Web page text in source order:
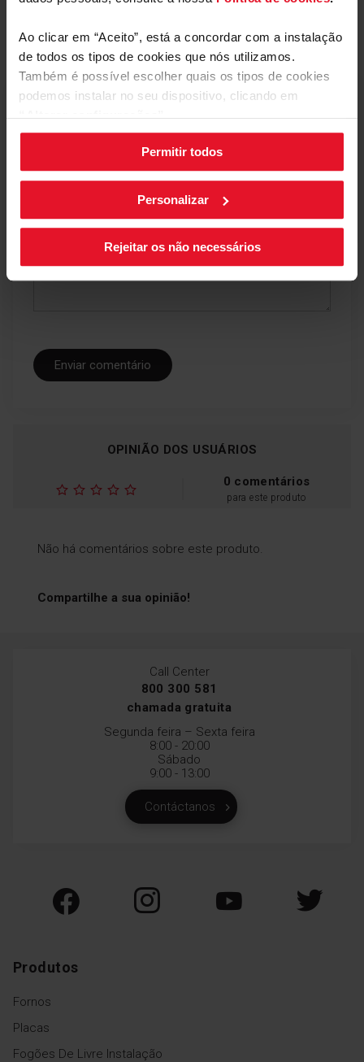
Ao clicar em “Aceito”, está a concordar com a instalação
de todos os tipos de cookies que nós utilizamos.
Também é possível escolher quais os tipos de cookies
podemos instalar no seu dispositivo, clicando em
“Alterar configurações”.
As suas configurações de cookies podem ser alteradas a
qualquer momento, clicando no botão preto posicionado
no canto inferior direito do ecrã.
Permitir todos
Personalizar
Rejeitar os não necessários
Comentários
Enviar comentário
OPINIÃO DOS USUÁRIOS
0 comentários
para este produto
Não há comentários sobre este produto.
Compartilhe a sua opinião!
Call Center
800 300 581
chamada gratuita
Segunda feira – Sexta feira
8:00 - 20:00
Sábado
9:00 - 13:00
Contáctanos
Produtos
Fornos
Placas
Fogões De Livre Instalação